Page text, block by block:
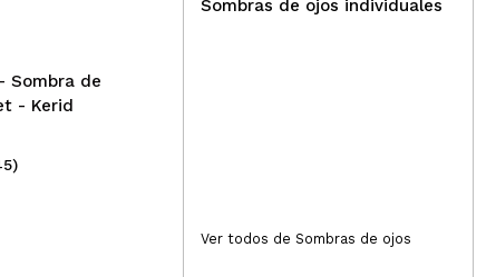
Sombra de
- Kerid
Sombras de ojos individuales
Ver todos de Sombras de ojos